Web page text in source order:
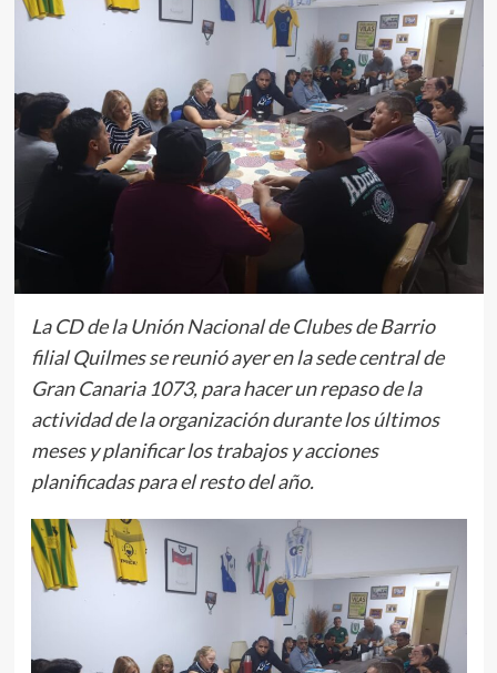
La CD de la Unión Nacional de Clubes de Barrio
filial Quilmes se reunió ayer en la sede central de
Gran Canaria 1073, para hacer un repaso de la
actividad de la organización durante los últimos
meses y planificar los trabajos y acciones
planificadas para el resto del año.